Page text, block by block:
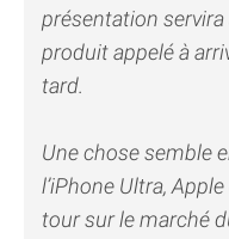
présentation
produit appelé à
tard.
Une chose semble
l’iPhone Ultra,
tour sur le marché